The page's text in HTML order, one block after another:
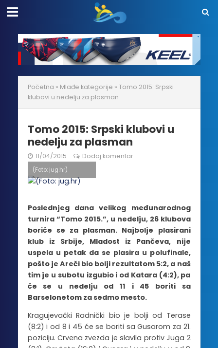
Početna » Mlađe kategorije » Tomo 2015: Srpski
klubovi u nedelju za plasman
Tomo 2015: Srpski klubovi u
nedelju za plasman
11/04/2015 Dodaj komentar
(Foto: jug.hr)
Poslednjeg dana velikog međunarodnog
turnira “Tomo 2015.”, u nedelju, 26 klubova
boriće se za plasman. Najbolje plasirani
klub iz Srbije, Mladost iz Pančeva, nije
uspela u petak da se plasira u polufinale,
pošto je Areči bio bolji rezultatom 5:2, a naš
tim je u subotu izgubio i od Katara (4:2), pa
će se u nedelju od 11 i 45 boriti sa
Barselonetom za sedmo mesto.
Kragujevački Radnički bio je bolji od Terase
(8:2) i od 8 i 45 će se boriti sa Gusarom za 21.
poziciju. Crvena zvezda je slavila protiv Juga 2